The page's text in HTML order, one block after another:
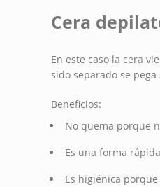
Cera
En este caso la cera
sido separado se
Beneficios:
No quema porque
Es una forma
Es higiénica